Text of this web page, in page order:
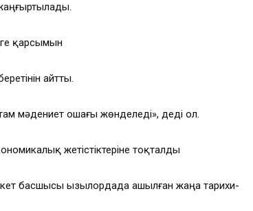
қарсымын
айтты.
мәдениет ошағы жөнделеді», деді ол.
жетістіктеріне тоқталды
басшысы Қызылордада ашылған жаңа тарихи-